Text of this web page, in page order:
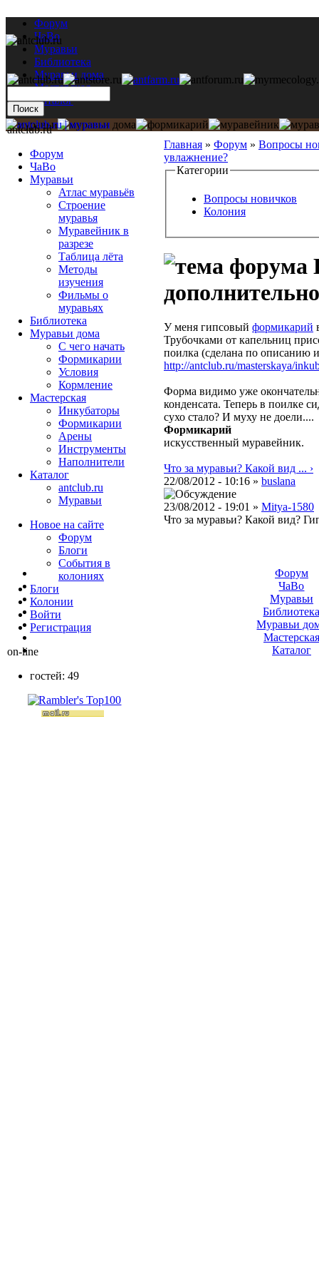
Форум
ЧаВо
Муравьи
Библиотека
Муравьи дома
Мастерская
Каталог
Главная » Форум » Вопросы
увлажнение?
Категории
Вопросы новичков
Колония
У меня гипсовый формикарий
Трубочками от капельниц
поилка (сделана по описанию
http://antclub.ru/masterskaya/
Форма видимо уже
конденсата. Теперь в поилке
сухо стало? И муху не доели....
Формикарий
искусственный муравейник.
Что за муравьи? Какой вид ... ›
22/08/2012 - 10:16 » buslana
23/08/2012 - 19:01 » Mitya-1580
Что за муравьи? Какой вид?
antclub.ru
Форум
ЧаВо
Муравьи
Атлас муравьёв
Строение
муравья
Муравейник в
разрезе
Таблица лёта
Методы
изучения
Фильмы о
муравьях
Библиотека
Муравьи дома
С чего начать
Формикарии
Условия
Кормление
Мастерская
Инкубаторы
Формикарии
Арены
Инструменты
Наполнители
Каталог
antclub.ru
Муравьи
Новое на сайте
Форум
Блоги
События в
колониях
Блоги
Колонии
Войти
Peгиcтpaция
on-line
гостей: 49
Форум
ЧаВо
Муравьи
Муравьи
Мастерская
Каталог